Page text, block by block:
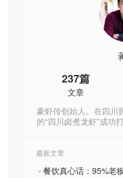
237篇
文章
豪虾传创始人。在四川
的“四川卤煮龙虾”成功
创业实战宝典。（微信
最新文章
? 餐饮真心话：95%老